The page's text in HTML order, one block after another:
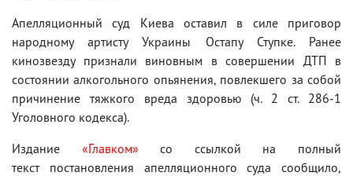
Апелляционный суд Киева оставил в силе приговор
народному артисту Украины Остапу Ступке. Ранее
кинозвезду признали виновным в совершении ДТП в
состоянии алкогольного опьянения, повлекшего за собой
причинение тяжкого вреда здоровью (ч. 2 ст. 286-1
Уголовного кодекса).
Издание «Главком» со ссылкой на полный
текст постановления апелляционного суда сообщило,